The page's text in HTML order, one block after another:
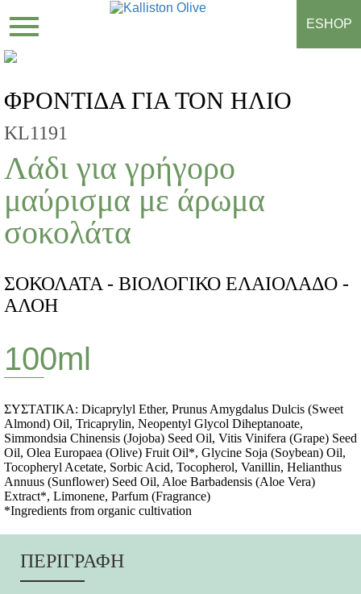
ESHOP
ΦΡΟΝΤΙΔΑ ΓΙΑ ΤΟΝ ΗΛΙΟ
KL1191
Λάδι για γρήγορο
μαύρισμα με άρωμα
σοκολάτα
ΣΟΚΟΛΑΤΑ - ΒΙΟΛΟΓΙΚΟ ΕΛΑΙΟΛΑΔΟ -
ΑΛΟΗ
100ml
ΣΥΣΤΑΤΙΚΑ: Dicaprylyl Ether, Prunus Amygdalus Dulcis (Sweet
Almond) Oil, Tricaprylin, Neopentyl Glycol Diheptanoate,
Simmondsia Chinensis (Jojoba) Seed Oil, Vitis Vinifera (Grape) Seed
Oil, Olea Europaea (Olive) Fruit Oil*, Glycine Soja (Soybean) Oil,
Tocopheryl Acetate, Sorbic Acid, Tocopherol, Vanillin, Helianthus
Annuus (Sunflower) Seed Oil, Aloe Barbadensis (Aloe Vera)
Extract*, Limonene, Parfum (Fragrance)
*Ingredients from organic cultivation
ΠΕΡΙΓΡΑΦΗ